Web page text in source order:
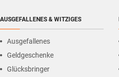
AUSGEFALLENES & WITZIGES
Ausgefallenes
Geldgeschenke
Glücksbringer